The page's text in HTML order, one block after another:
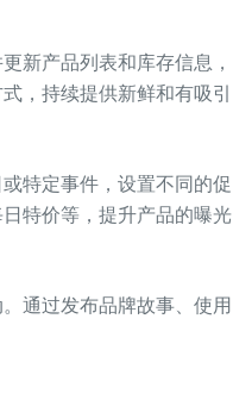
新产品列表和库存信息，
，持续提供新鲜和有吸引
特定事件，设置不同的促
特价等，提升产品的曝光
通过发布品牌故事、使用